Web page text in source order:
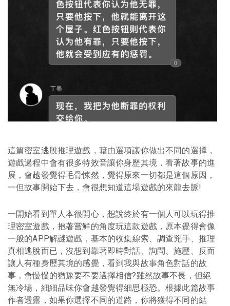
這篇密室逃脫推理遊戲，藉由選項讓你做出不同的選擇，
遊戲過程中會有很多特效音讓你身歷其境，看著故事的進
展，會越發覺得毛骨悚然，覺得原來一切都是這個原因，
一但故事開始下去，會很想知道這場遊戲的來龍去脈!
一開始看到單人本很開心，想說終於有一個人可以玩得推
理密室遊戲，抱著嘗鮮的角度玩這款遊戲，原本覺得會像
一般的APP解謎遊戲，基本的收集線索、調查兇手、推理
真相逃脫而已，沒想到靠著即時對話、詢問、施壓、反而
讓人有種身歷其境的感覺，看到我與故事角色對話的故
事，會慢慢的猶豫要不要選擇相信?雖然故事不長，但絕
無冷場，細細品味你會越發覺得細思極恐。根據此篇故事
作者透露，如果你選擇不同的道路，你將獲得不同的結